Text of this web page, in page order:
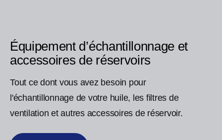
Équipement d’échantillonnage et
accessoires de réservoirs
Tout ce dont vous avez besoin pour
l'échantillonnage de votre huile, les filtres de
ventilation et autres accessoires de réservoir.